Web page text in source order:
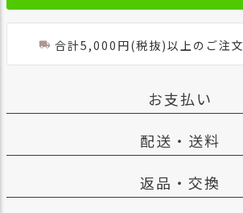
合計5,000円(税抜)以上のご注
お支払い
配送・送料
返品・交換